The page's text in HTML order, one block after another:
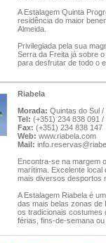
A Estalagem Quinta
residência do maior
Almeida.
Privilegiada pela sua
Serra da Freita já sobre
para desfrutar de todo o
Riabela
Morada: Quintas do Sul
Tel: (+351) 234 838 091
Fax: (+351) 234 838 147
Web: www.riabela.com
Mail:
Encontra-se na margem
marítima. Excelente local
mais diversos desportos
A Estalagem Riabela é
das mais belas zonas de
os tradicionais costumes
férias, fins-de-semana